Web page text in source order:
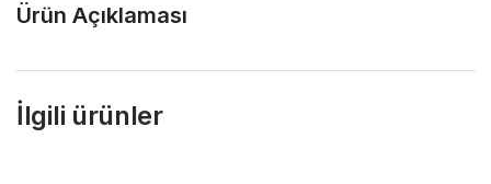
Ürün Açıklaması
İlgili ürünler